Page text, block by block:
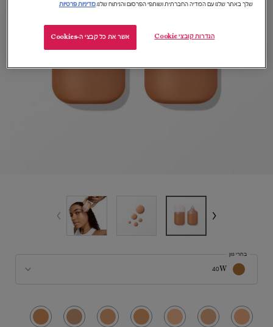
בחרי צבע עבור IDÔLE SKINTINT - אידול סקין טינט
40W
בחרי גוון
נבחר
16C, 1 of 8נבחר
14N, 2 of 8נבחר
12N, 3 of 8נבחר
22C, 4 of 8נבחר
20N, 5 of 8נבחר
28N, 6 of 8נבחר
30W, 7 of 8
שלך באתר שלנו עם המדיה החברתית ושותפי הפרסום והניתוח שלנו.מדיניות פרטיות
הגדרות קובצי Cookie אשר את כל קבצי ה-Cookies